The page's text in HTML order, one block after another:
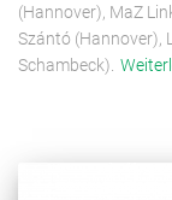
(Hannover), MaZ
Szántó (Hannover),
Schambeck).